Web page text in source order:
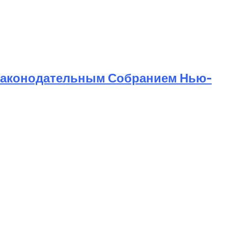
Собранием Нью-